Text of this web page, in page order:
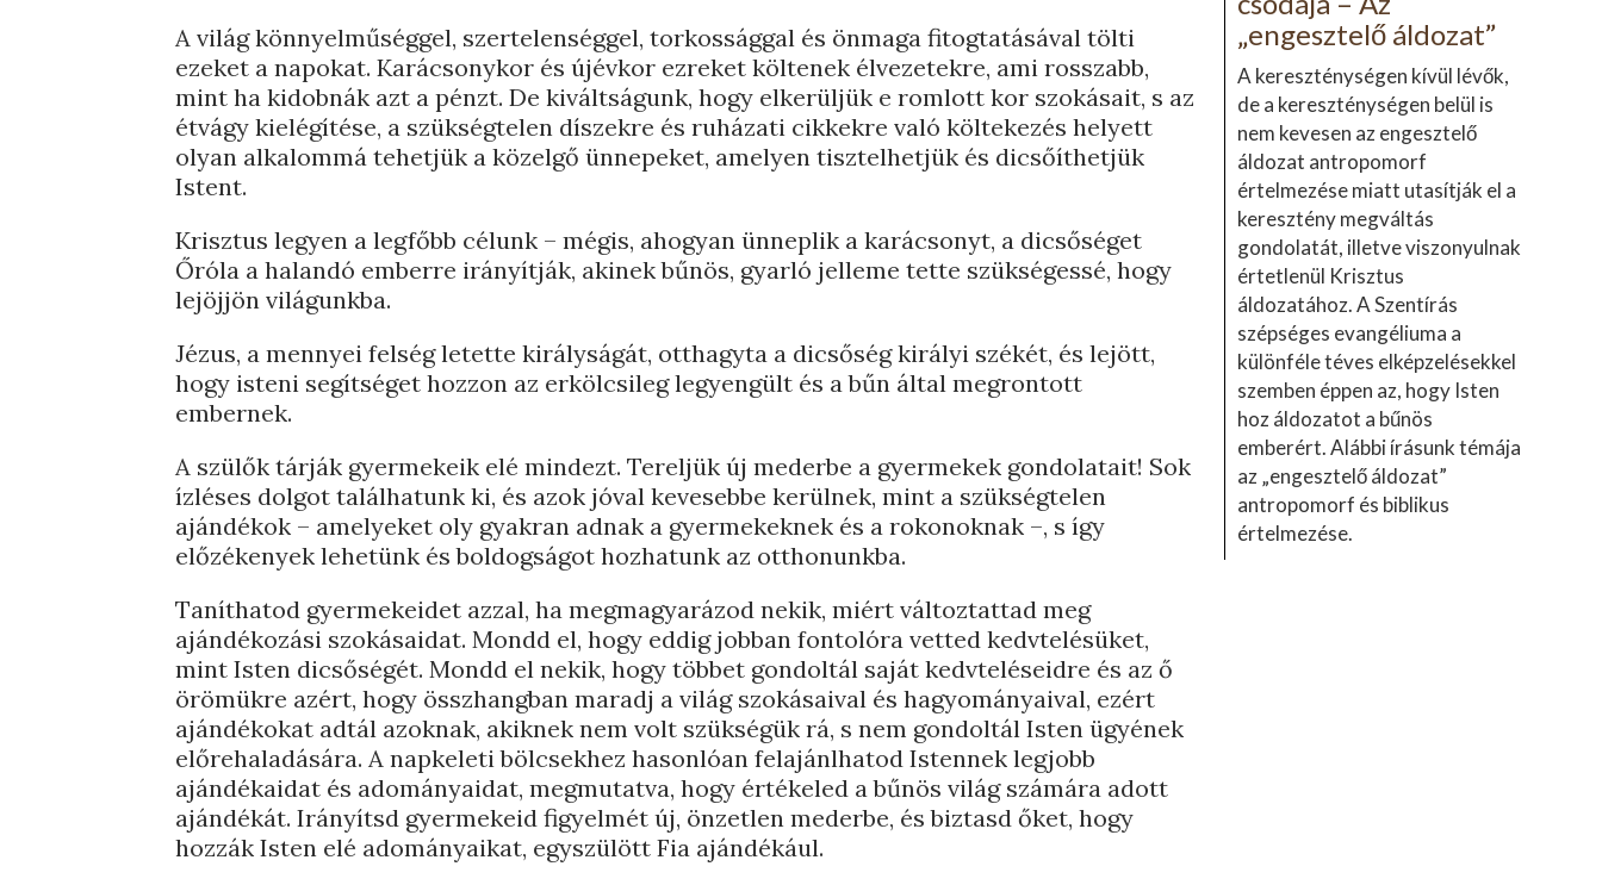
A világ könnyelműséggel, szertelenséggel, torkossággal és önmaga fitogtatásával tölti
ezeket a napokat. Karácsonykor és újévkor ezreket költenek élvezetekre, ami rosszabb,
mint ha kidobnák azt a pénzt. De kiváltságunk, hogy elkerüljük e romlott kor szokásait, s az
étvágy kielégítése, a szükségtelen díszekre és ruházati cikkekre való költekezés helyett
olyan alkalommá tehetjük a közelgő ünnepeket, amelyen tisztelhetjük és dicsőíthetjük
Istent.
Krisztus legyen a legfőbb célunk – mégis, ahogyan ünneplik a karácsonyt, a dicsőséget
Őróla a halandó emberre irányítják, akinek bűnös, gyarló jelleme tette szükségessé, hogy
lejöjjön világunkba.
Jézus, a mennyei felség letette királyságát, otthagyta a dicsőség királyi székét, és lejött,
hogy isteni segítséget hozzon az erkölcsileg legyengült és a bűn által megrontott
embernek.
A szülők tárják gyermekeik elé mindezt. Tereljük új mederbe a gyermekek gondolatait! Sok
ízléses dolgot találhatunk ki, és azok jóval kevesebbe kerülnek, mint a szükségtelen
ajándékok – amelyeket oly gyakran adnak a gyermekeknek és a rokonoknak –, s így
előzékenyek lehetünk és boldogságot hozhatunk az otthonunkba.
Taníthatod gyermekeidet azzal, ha megmagyarázod nekik, miért változtattad meg
ajándékozási szokásaidat. Mondd el, hogy eddig jobban fontolóra vetted kedvtelésüket,
mint Isten dicsőségét. Mondd el nekik, hogy többet gondoltál saját kedvteléseidre és az ő
örömükre azért, hogy összhangban maradj a világ szokásaival és hagyományaival, ezért
ajándékokat adtál azoknak, akiknek nem volt szükségük rá, s nem gondoltál Isten ügyének
előrehaladására. A napkeleti bölcsekhez hasonlóan felajánlhatod Istennek legjobb
ajándékaidat és adományaidat, megmutatva, hogy értékeled a bűnös világ számára adott
ajándékát. Irányítsd gyermekeid figyelmét új, önzetlen mederbe, és biztasd őket, hogy
hozzák Isten elé adományaikat, egyszülött Fia ajándékául.
„engesztelő áldozat”
A kereszténységen kívül lévők,
de a kereszténységen belül is
nem kevesen az engesztelő
áldozat antropomorf
értelmezése miatt utasítják el a
keresztény megváltás
gondolatát, illetve viszonyulnak
értetlenül Krisztus
áldozatához. A Szentírás
szépséges evangéliuma a
különféle téves elképzelésekkel
szemben éppen az, hogy Isten
hoz áldozatot a bűnös
emberért. Alábbi írásunk témája
az „engesztelő áldozat”
antropomorf és biblikus
értelmezése.